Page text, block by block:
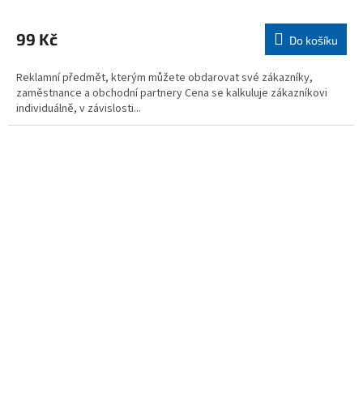
99 Kč Do košíku
Reklamní předmět, kterým můžete obdarovat své zákazníky,
zaměstnance a obchodní partnery Cena se kalkuluje zákazníkovi
individuálně, v závislosti...